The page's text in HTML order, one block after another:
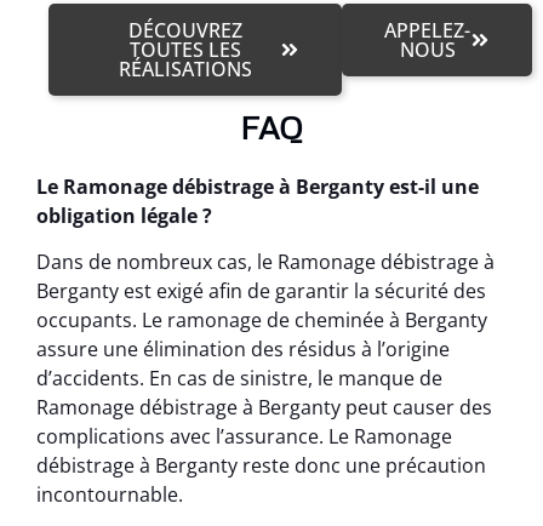
DÉCOUVREZ
TOUTES LES
RÉALISATIONS
APPELEZ-
NOUS
FAQ
Le Ramonage débistrage à Berganty est-il une
obligation légale ?
Dans de nombreux cas, le Ramonage débistrage à
Berganty est exigé afin de garantir la sécurité des
occupants. Le ramonage de cheminée à Berganty
assure une élimination des résidus à l’origine
d’accidents. En cas de sinistre, le manque de
Ramonage débistrage à Berganty peut causer des
complications avec l’assurance. Le Ramonage
débistrage à Berganty reste donc une précaution
incontournable.